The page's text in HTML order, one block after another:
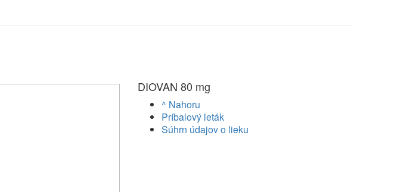
DIOVAN 80 mg
^ Nahoru
Príbalový leták
Súhrn údajov o lieku